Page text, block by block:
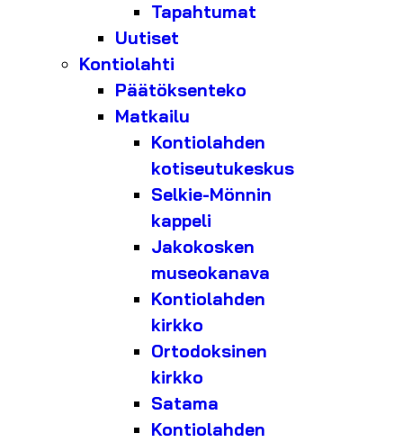
Tapahtumat
Uutiset
Kontiolahti
Päätöksenteko
Matkailu
Kontiolahden
kotiseutukeskus
Selkie-Mönnin
kappeli
Jakokosken
museokanava
Kontiolahden
kirkko
Ortodoksinen
kirkko
Satama
Kontiolahden